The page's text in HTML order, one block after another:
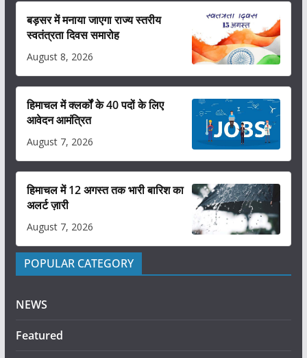
बड़सर में मनाया जाएगा राज्य स्तरीय
स्वतंत्रता दिवस समारोह
August 8, 2026
हिमाचल में क्लर्कों के 40 पदों के लिए
आवेदन आमंत्रित
August 7, 2026
हिमाचल में 12 अगस्त तक भारी बारिश का
अलर्ट ज़ारी
August 7, 2026
POPULAR CATEGORY
NEWS
Featured